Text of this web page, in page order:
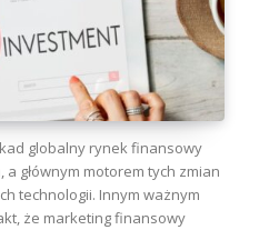
globalny rynek finansowy
a głównym motorem tych zmian
technologii. Innym ważnym
że marketing finansowy